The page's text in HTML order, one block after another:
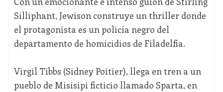
Silliphant, Jewison construye un thriller donde
el protagonista es un policía negro del
departamento de homicidios de Filadelfia.
Virgil Tibbs (Sidney Poitier), llega en tren a un
pueblo de Misisipi ficticio llamado Sparta, en